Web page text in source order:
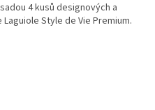
4 kusů designových a
Style de Vie Premium.